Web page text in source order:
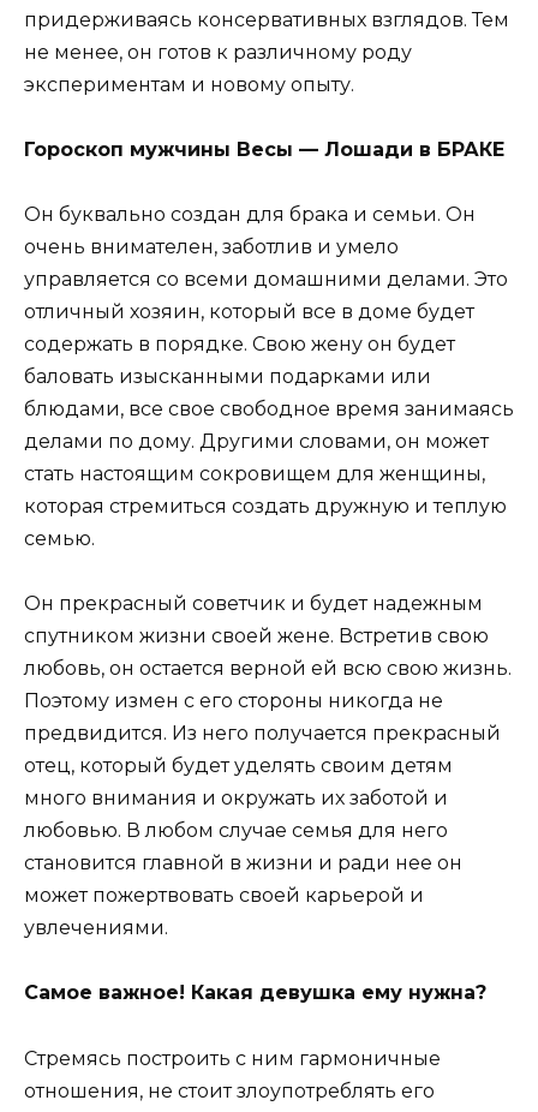
придерживаясь консервативных взглядов. Тем
не менее, он готов к различному роду
экспериментам и новому опыту.
Гороскоп мужчины Весы — Лошади в БРАКЕ
Он буквально создан для брака и семьи. Он
очень внимателен, заботлив и умело
управляется со всеми домашними делами. Это
отличный хозяин, который все в доме будет
содержать в порядке. Свою жену он будет
баловать изысканными подарками или
блюдами, все свое свободное время занимаясь
делами по дому. Другими словами, он может
стать настоящим сокровищем для женщины,
которая стремиться создать дружную и теплую
семью.
Он прекрасный советчик и будет надежным
спутником жизни своей жене. Встретив свою
любовь, он остается верной ей всю свою жизнь.
Поэтому измен с его стороны никогда не
предвидится. Из него получается прекрасный
отец, который будет уделять своим детям
много внимания и окружать их заботой и
любовью. В любом случае семья для него
становится главной в жизни и ради нее он
может пожертвовать своей карьерой и
увлечениями.
Самое важное! Какая девушка ему нужна?
Стремясь построить с ним гармоничные
отношения, не стоит злоупотреблять его